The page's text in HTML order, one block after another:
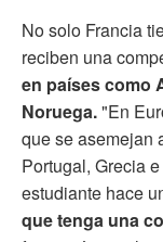
No solo Francia
reciben una
en países como
Noruega."En
que se asemejan
Portugal, Grecia
estudiante hace
que tenga una